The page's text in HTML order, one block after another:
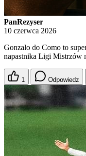
PanRezyser
10 czerwca 2026
Gonzalo do Como to
napastnika Ligi Mistrzów
1 Odpowiedz